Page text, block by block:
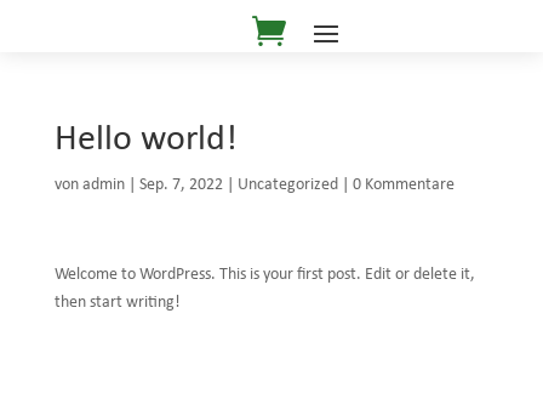
Hello world!
von admin| Sep. 7, 2022| Uncategorized| 0 Kommentare
Welcome to WordPress. This is your first post. Edit or delete it,
then start writing!